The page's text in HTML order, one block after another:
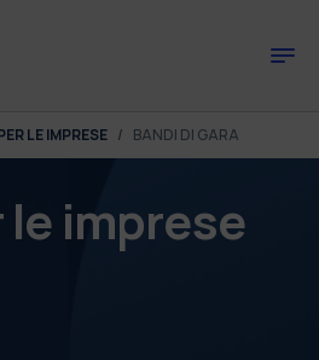
LE IMPRESE BANDI DI GARA
le imprese